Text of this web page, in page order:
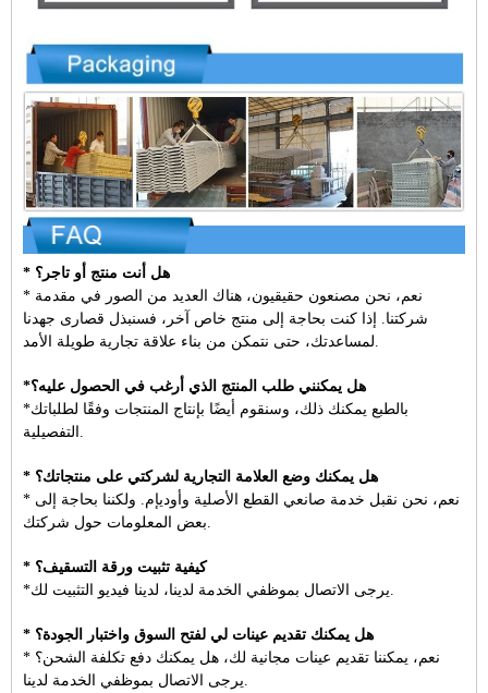
* هل أنت منتج أو تاجر؟
* نعم، نحن مصنعون حقيقيون، هناك العديد من الصور في مقدمة
شركتنا. إذا كنت بحاجة إلى منتج خاص آخر، فسنبذل قصارى جهدنا
*هل يمكنني طلب المنتج الذي أرغب في الحصول عليه؟
*بالطبع يمكنك ذلك، وسنقوم أيضًا بإنتاج المنتجات وفقًا لطلباتك
* هل يمكنك وضع العلامة التجارية لشركتي على منتجاتك؟
* نعم، نحن نقبل خدمة صانعي القطع الأصلية وأوديإم. ولكننا بحاجة إلى
* كيفية تثبيت ورقة التسقيف؟
* هل يمكنك تقديم عينات لي لفتح السوق واختبار الجودة؟
* نعم، يمكننا تقديم عينات مجانية لك، هل يمكنك دفع تكلفة الشحن؟